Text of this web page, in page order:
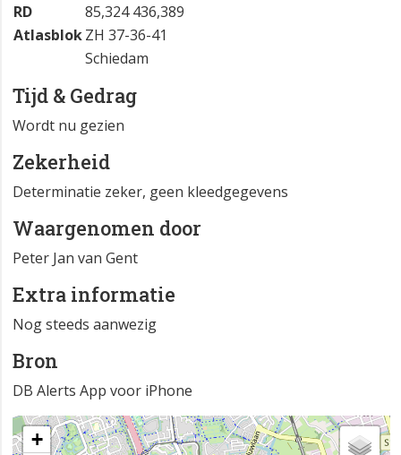
RD
85,324 436,389
AtlasblokZH 37-36-41
Schiedam
Tijd & Gedrag
Wordt nu gezien
Zekerheid
Determinatie zeker, geen kleedgegevens
Waargenomen door
Peter Jan van Gent
Extra informatie
Nog steeds aanwezig
Bron
DB Alerts App voor iPhone
+